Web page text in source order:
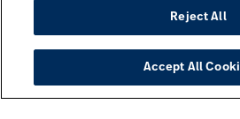
Reject All
Accept All